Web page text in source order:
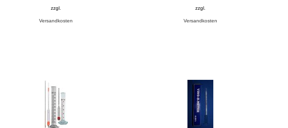
zzgl.
Versandkosten
zzgl.
Versandkosten